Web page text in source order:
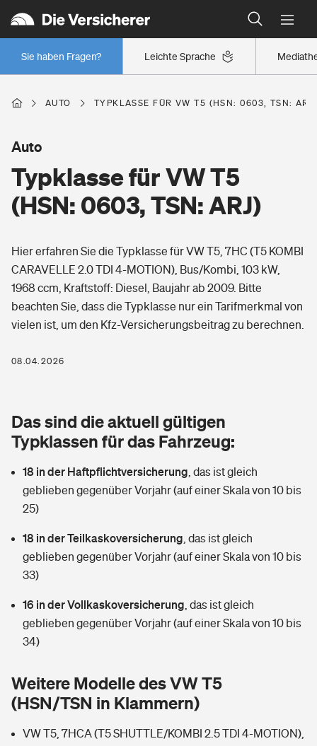
Leichte Sprache
Sie haben Fragen?
Wer versichert was: Jetzt Versicherer finden
Regionalklassen: So ist Ihre Region eingestuft
Wer versichert was: Jetzt Versicherer finden
Berufsunfähigkeitsversicherung
Erwerbsunfähigkeitsversicherung
Grundfähigkeitsversicherung
Arbeitsrechtsschutz
Berufshaftpflichtversicherung
Zur Übersicht
Tools
Wer versichert was: Jetzt Versicherer finden
Sie haben Fragen?
Wohnen
Glasversicherung
Mietkautionsversicherung
Restkreditversicherung
Zur Übersicht
Tools
Wer versichert was: Jetzt Versicherer finden
Sie haben Fragen?
Freizeit
Pri­vate Haft­pflicht­
Kinderunfall­ver­si­che­rung
Kinderinvalidität
Hundehalter-Haftpflicht
Handyversicherung
Musikinstrumentenversicherung
Zur Übersicht
Gesundheit
Private Krankenversicherung
Dread-Disease-Versicherung
Tierkrankenversicherung
Zur Übersicht
Tools
Wer versichert was: Jetzt Versicherer finden
Sie haben Fragen?
Rentenrechner: Wie viel Geld bekomme ich im Alter?
AUTO TYPKLASSE FÜR VW T5 (HSN: 0603, TSN: ARJ)
Typklasse für VW T5
(HSN: 0603, TSN: ARJ)
Auto
Hier erfahren Sie die Typklasse für VW T5, 7HC (T5 KOMBI
CARAVELLE 2.0 TDI 4-MOTION), Bus/Kombi, 103 kW,
1968 ccm, Kraftstoff: Diesel, Baujahr ab 2009. Bitte
beachten Sie, dass die Typklasse nur ein Tarifmerkmal von
vielen ist, um den Kfz-Versicherungsbeitrag zu berechnen.
08.04.2026
Das sind die aktuell gültigen
Typklassen für das Fahrzeug:
18 in der Haftpflichtversicherung das ist gleich
geblieben gegenüber Vorjahr (auf einer Skala von 10 bis
25)
18 in der Teilkaskoversicherung das ist gleich
geblieben gegenüber Vorjahr (auf einer Skala von 10 bis
33)
16 in der Vollkaskoversicherung das ist gleich
geblieben gegenüber Vorjahr (auf einer Skala von 10 bis
34)
Weitere Modelle des VW T5
(HSN/TSN in Klammern)
VW T5, 7HCA (T5 SHUTTLE/KOMBI 2.5 TDI 4-MOTION),